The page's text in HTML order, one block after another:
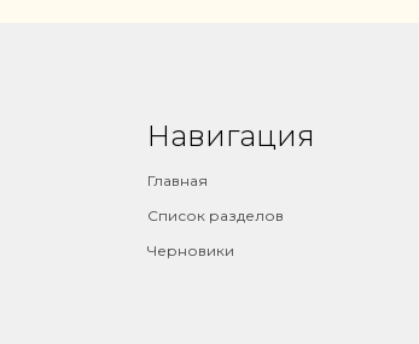
Навигация
Главная
Список разделов
Черновики